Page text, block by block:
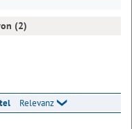
(2)
Relevanz